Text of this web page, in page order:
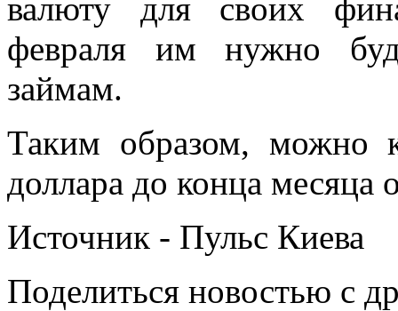
валюту для своих
февраля им нужно
займам.
Таким образом, можно
доллара до конца месяца
Источник - Пульс Киева
Поделиться новостью с